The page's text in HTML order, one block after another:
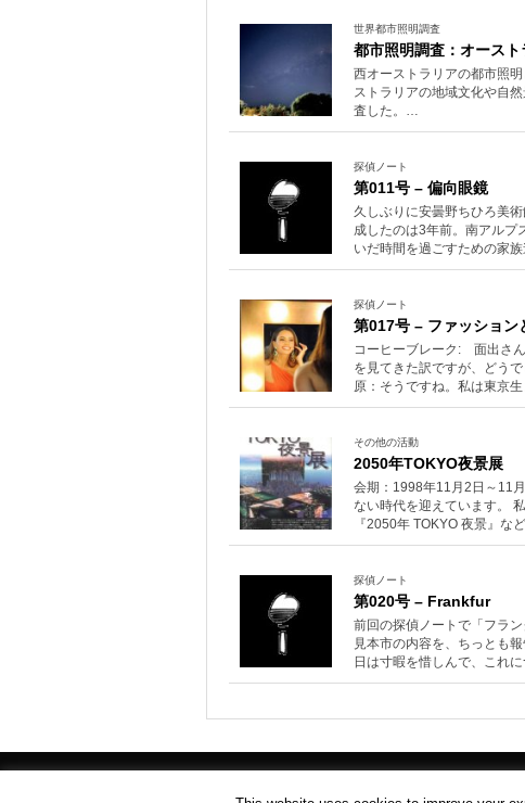
世界都市照明調査
都市照明調査：オース
西オーストラリアの都市照
ストラリアの地域文化や自
査した。…
探偵ノート
第011号 – 偏向眼鏡
久しぶりに安曇野ちひろ美
成したのは3年前。南アルプ
いだ時間を過ごすための家
探偵ノート
第017号 – ファッション
コーヒーブレーク: 面出さ
を見てきた訳ですが、どう
原：そうですね。私は東京
その他の活動
2050年TOKYO夜景展
会期：1998年11月2日～11
ない時代を迎えています。
『2050年 TOKYO 夜景』な
探偵ノート
第020号 – Frankfur
前回の探偵ノートで「フラ
見本市の内容を、ちっとも
日は寸暇を惜しんで、これ